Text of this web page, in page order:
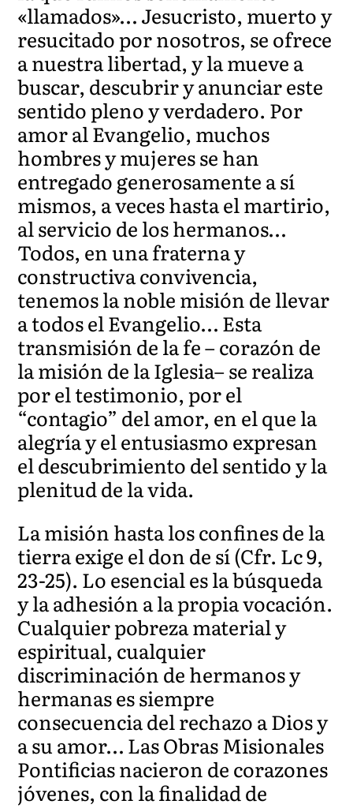
«llamados»… Jesucristo, muerto y
resucitado por nosotros, se ofrece
a nuestra libertad, y la mueve a
buscar, descubrir y anunciar este
sentido pleno y verdadero. Por
amor al Evangelio, muchos
hombres y mujeres se han
entregado generosamente a sí
mismos, a veces hasta el martirio,
al servicio de los hermanos…
Todos, en una fraterna y
constructiva convivencia,
tenemos la noble misión de llevar
a todos el Evangelio… Esta
transmisión de la fe – corazón de
la misión de la Iglesia– se realiza
por el testimonio, por el
“contagio” del amor, en el que la
alegría y el entusiasmo expresan
el descubrimiento del sentido y la
plenitud de la vida.
La misión hasta los confines de la
tierra exige el don de sí (Cfr. Lc 9,
23-25). Lo esencial es la búsqueda
y la adhesión a la propia vocación.
Cualquier pobreza material y
espiritual, cualquier
discriminación de hermanos y
hermanas es siempre
consecuencia del rechazo a Dios y
a su amor… Las Obras Misionales
Pontificias nacieron de corazones
jóvenes, con la finalidad de